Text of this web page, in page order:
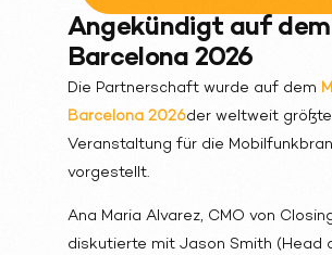
Angekündigt auf
Barcelona 2026
Die Partnerschaft wurde auf dem
Barcelona 2026der weltweit
Veranstaltung für die
vorgestellt.
Ana Maria Alvarez, CMO von
diskutierte mit Jason Smith (Head